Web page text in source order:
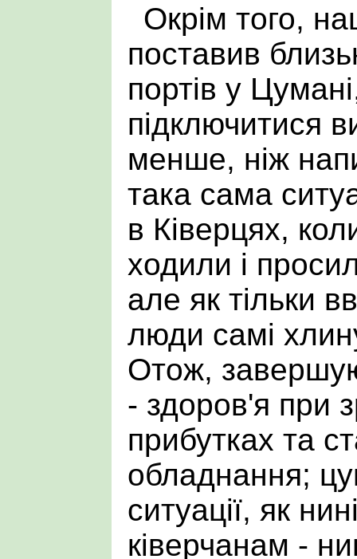
Окрім того,
поставив
портів у
підключитися
менше, ніж
така сама
в Ківерцях,
ходили і
але як тільки
люди самі
Отож,
- здоров'я при
прибутках та
обладнання;
ситуації, як
ківерчанам -